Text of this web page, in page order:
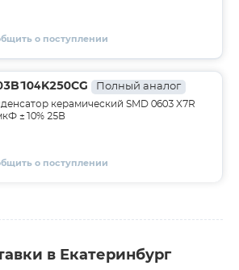
о поступлении
Полный аналог
керамический SMD 0603 X7R
±10% 25В
о поступлении
в Екатеринбург